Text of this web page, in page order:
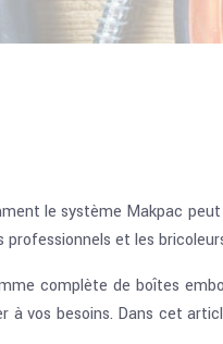
le système Makpac
et les
complète de boîtes
vos besoins. Dans cet